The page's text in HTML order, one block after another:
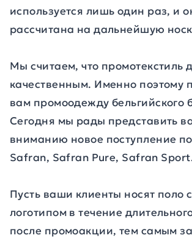
используется лишь один раз, и
рассчитана на дальнейшую
Мы считаем, что промотекстиль
качественным. Именно поэтому
вам промоодежду бельгийского
Сегодня мы рады представить
вниманию новое поступление
Safran, Safran Pure, Safran
Пусть ваши клиенты носят поло
логотипом в течение
после промоакции, тем самым